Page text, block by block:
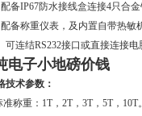
备IP67防水接线盒连接4只合
备称重仪表，及内置自带热敏
可连结RS232接口或直接连接
电子小地磅价钱
技术参数：
准称重：1T，2T，3T，5T，10T